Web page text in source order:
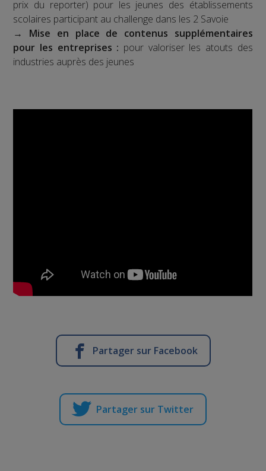
prix du reporter) pour les jeunes des établissements
scolaires participant au challenge dans les 2 Savoie
→ Mise en place de contenus supplémentaires
pour les entreprises : pour valoriser les atouts des
industries auprès des jeunes
Partager sur Facebook
Partager sur Twitter